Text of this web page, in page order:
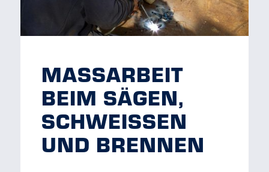
MASSARBEIT B
EIM SÄGEN, S
CHWEISSEN U
ND BRENNEN